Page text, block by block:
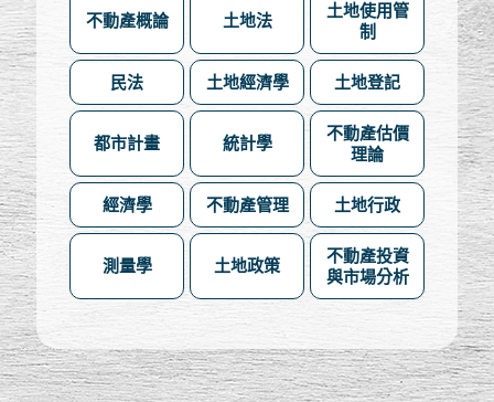
不動產概論 土地法
土地使用管
制
民法 土地經濟學 土地登記
都市計畫 統計學
不動產估價
理論
經濟學 不動產管理 土地行政
測量學 土地政策
不動產投資
與市場分析